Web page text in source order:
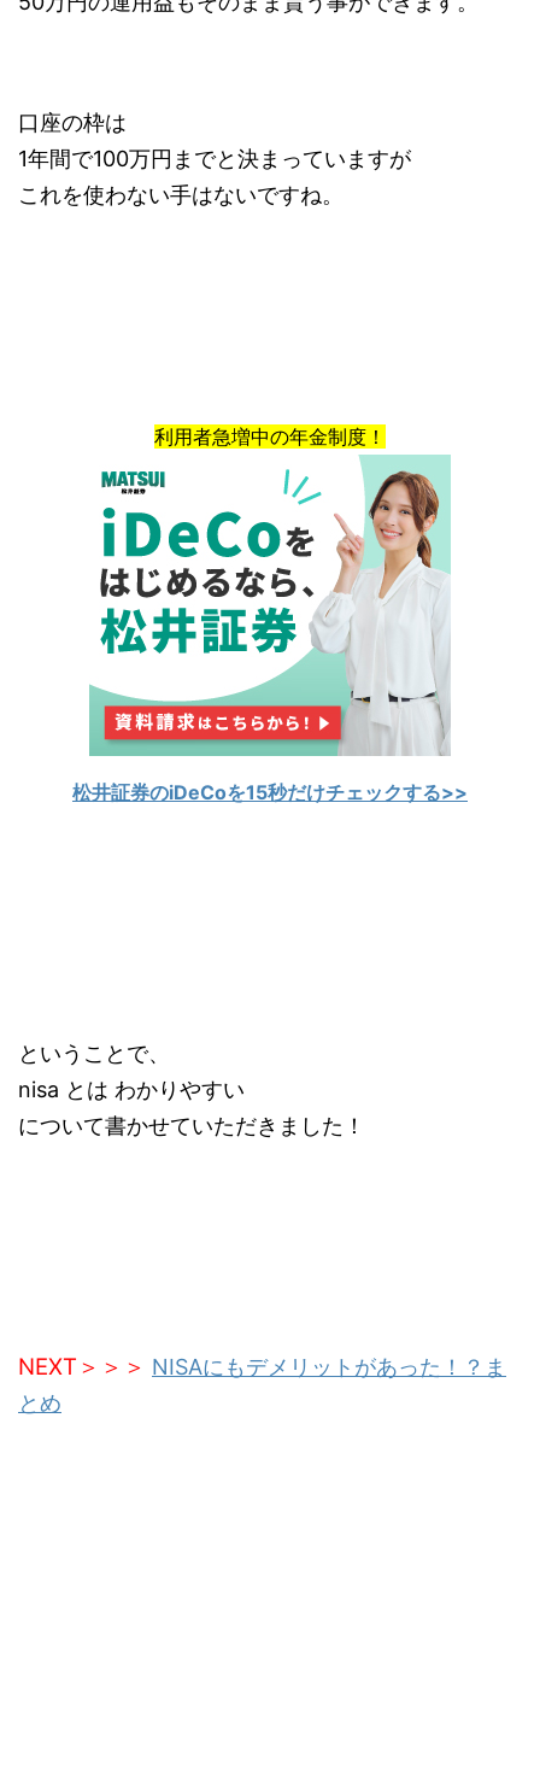
口座の枠は
1年間で100万円までと決まっていますが
これを使わない手はないですね。
利用者急増中の年金制度！
松井証券のiDeCoを15秒だけチェックする>>
ということで、
nisa とは わかりやすい
について書かせていただきました！
NEXT＞＞＞ NISAにもデメリットがあった！？ま
とめ